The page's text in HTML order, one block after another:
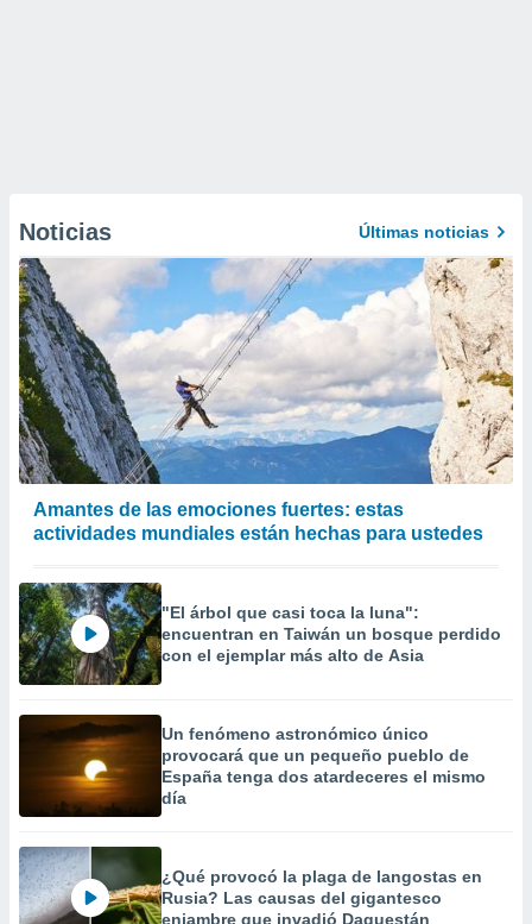
Noticias Últimas noticias
Amantes de las emociones fuertes: estas
actividades mundiales están hechas para ustedes
"El árbol que casi toca la luna":
encuentran en Taiwán un bosque perdido
con el ejemplar más alto de Asia
Un fenómeno astronómico único
provocará que un pequeño pueblo de
España tenga dos atardeceres el mismo
día
¿Qué provocó la plaga de langostas en
Rusia? Las causas del gigantesco
enjambre que invadió Daguestán